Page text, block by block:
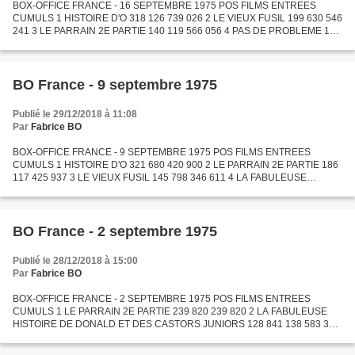
BOX-OFFICE FRANCE - 16 SEPTEMBRE 1975 POS FILMS ENTREES
CUMULS 1 HISTOIRE D'O 318 126 739 026 2 LE VIEUX FUSIL 199 630 546
241 3 LE PARRAIN 2E PARTIE 140 119 566 056 4 PAS DE PROBLEME 123
JUNIORS...
BO France - 9 septembre 1975
Publié le 29/12/2018 à 11:08
Par Fabrice BO
BOX-OFFICE FRANCE - 9 SEPTEMBRE 1975 POS FILMS ENTREES
CUMULS 1 HISTOIRE D'O 321 680 420 900 2 LE PARRAIN 2E PARTIE 186
117 425 937 3 LE VIEUX FUSIL 145 798 346 611 4 LA FABULEUSE
PAS DE PROBLEME...
BO France - 2 septembre 1975
Publié le 28/12/2018 à 15:00
Par Fabrice BO
BOX-OFFICE FRANCE - 2 SEPTEMBRE 1975 POS FILMS ENTREES
CUMULS 1 LE PARRAIN 2E PARTIE 239 820 239 820 2 LA FABULEUSE
HISTOIRE DE DONALD ET DES CASTORS JUNIORS 128 841 138 583 3
312 001 5 HISTOIRE...